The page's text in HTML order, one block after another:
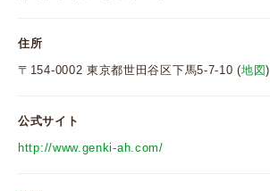
住所
〒154-0002 東京都世田谷区下馬5-7-10 (地図)
公式サイト
http://www.genki-ah.com/